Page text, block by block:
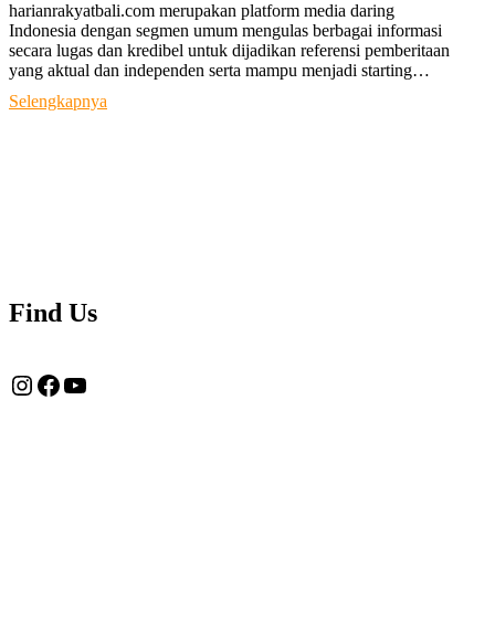
harianrakyatbali.com merupakan platform media daring
Indonesia dengan segmen umum mengulas berbagai informasi
secara lugas dan kredibel untuk dijadikan referensi pemberitaan
yang aktual dan independen serta mampu menjadi starting…
Selengkapnya
Find Us
Instagram
Facebook
YouTube